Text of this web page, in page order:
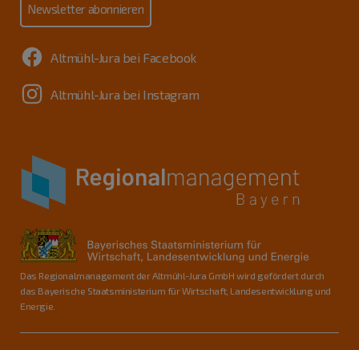
Newsletter abonnieren
Altmühl-Jura bei Facebook
Altmühl-Jura bei Instagram
Das Regionalmanagement der Altmühl-Jura GmbH wird gefördert durch
das Bayerische Staatsministerium für Wirtschaft, Landesentwicklung und
Energie.